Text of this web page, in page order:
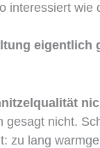
interessiert wie
eigentlich
gesagt nicht.
zu lang